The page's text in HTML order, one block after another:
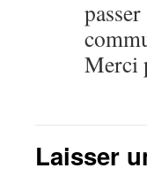
Merci
Laisser